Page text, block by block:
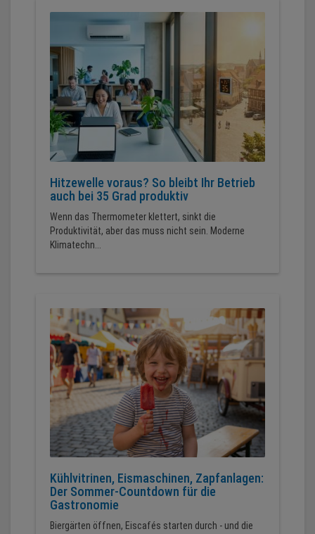
Hitzewelle voraus? So bleibt Ihr Betrieb
auch bei 35 Grad produktiv
Wenn das Thermometer klettert, sinkt die
Produktivität, aber das muss nicht sein. Moderne
Klimatechn...
Kühlvitrinen, Eismaschinen, Zapfanlagen:
Der Sommer-Countdown für die
Gastronomie
Biergärten öffnen, Eiscafés starten durch - und die